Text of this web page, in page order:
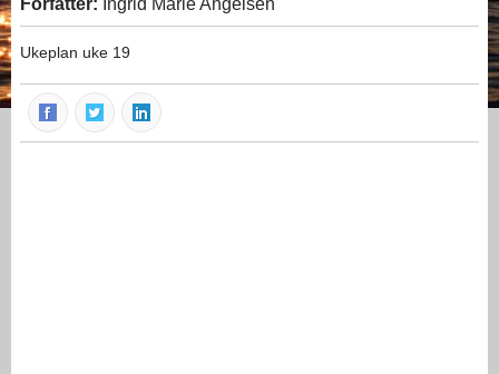
Forfatter: Ingrid Marie Angelsen
Ukeplan uke 19